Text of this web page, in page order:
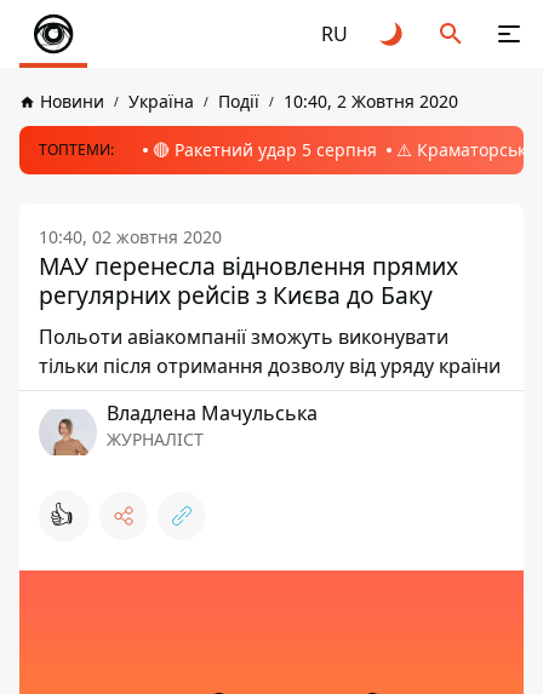
RU
Новини Україна Події 10:40, 2 Жовтня 2020
ТОПТЕМИ: 🔴 Ракетний удар 5 серпня ⚠️ Краматорськ,
10:40, 02 жовтня 2020
МАУ перенесла відновлення прямих
регулярних рейсів з Києва до Баку
Польоти авіакомпанії зможуть виконувати
тільки після отримання дозволу від уряду країни
Владлена Мачульська
ЖУРНАЛІСТ
👍